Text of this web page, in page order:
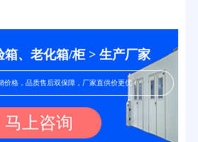
箱、老化箱/柜 > 生产厂家
价格，品质售后双保障，厂家直供价更优！
马上咨询